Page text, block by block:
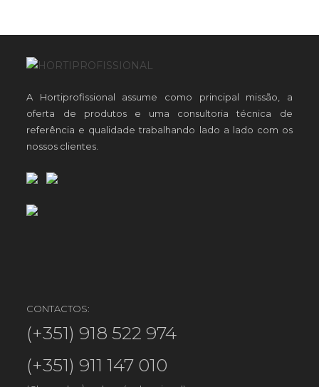
A Hortiprofissional assume como principal missão, a
oferta de produtos e uma consultoria técnica de
referência e qualidade trabalhando lado a lado com os
nossos clientes.
CONTACTOS:
(+351) 918 522 974
(+351) 911 147 010